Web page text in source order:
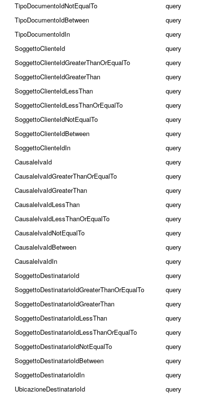
TipoDocumentoIdNotEqualTo
query
TipoDocumentoIdBetween
query
TipoDocumentoIdIn
query
SoggettoClienteId
query
SoggettoClienteIdGreaterThanOrEqualTo
query
SoggettoClienteIdGreaterThan
query
SoggettoClienteIdLessThan
query
SoggettoClienteIdLessThanOrEqualTo
query
SoggettoClienteIdNotEqualTo
query
SoggettoClienteIdBetween
query
SoggettoClienteIdIn
query
CausaleIvaId
query
CausaleIvaIdGreaterThanOrEqualTo
query
CausaleIvaIdGreaterThan
query
CausaleIvaIdLessThan
query
CausaleIvaIdLessThanOrEqualTo
query
CausaleIvaIdNotEqualTo
query
CausaleIvaIdBetween
query
CausaleIvaIdIn
query
SoggettoDestinatarioId
query
SoggettoDestinatarioIdGreaterThanOrEqualTo
query
SoggettoDestinatarioIdGreaterThan
query
SoggettoDestinatarioIdLessThan
query
SoggettoDestinatarioIdLessThanOrEqualTo
query
SoggettoDestinatarioIdNotEqualTo
query
SoggettoDestinatarioIdBetween
query
SoggettoDestinatarioIdIn
query
UbicazioneDestinatarioId
query